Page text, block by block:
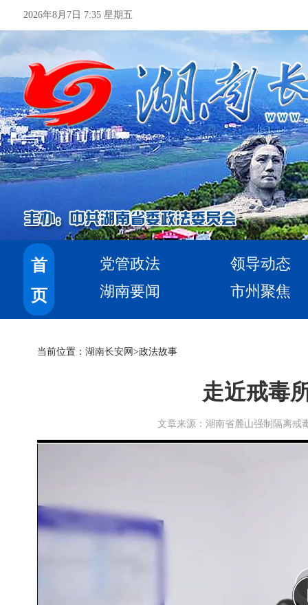
2026年8月7日 7:35 星期五
首
页
党管政法
领导动态
湖南要闻
市州聚焦
当前位置： 湖南长安网 >政法故事
走近戒毒
文章来源：湖南省麓山强制隔离戒